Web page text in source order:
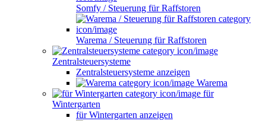
Somfy / Steuerung für Raffstoren
Warema / Steuerung für Raffstoren
Zentralsteuersysteme
Zentralsteuersysteme anzeigen
Warema
für
Wintergarten
für Wintergarten anzeigen